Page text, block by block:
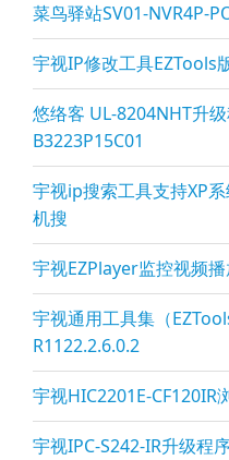
菜鸟驿站SV01-NVR4P-
宇视IP修改工具EZTools
悠络客 UL-8204NHT升
B3223P15C01
宇视ip搜索工具支持XP
机搜
宇视EZPlayer监控视频
宇视通用工具集（
R1122.2.6.0.2
宇视HIC2201E-CF120IR
宇视IPC-S242-IR升级程